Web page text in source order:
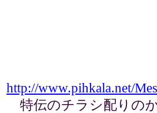
http://www.pihkala.net/
特伝のチラシ配りの